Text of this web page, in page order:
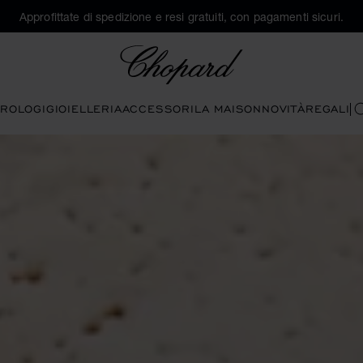
Approfittate di spedizione e resi gratuiti, con pagamenti sicuri.
GIOIELLERIAACCESSORILA MAISONNOVITÀREGALI